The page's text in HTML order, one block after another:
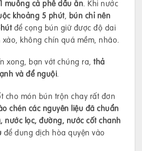
muỗng cà phê dầu ăn. Khi nước
khoảng 5 phút, bún chỉ nên
để cọng bún giữ được độ dai
không chín quá mềm, nhão.
xong, bạn vớt chúng ra, thả
và để nguội.
cho món bún trộn chay rất đơn
chén các nguyên liệu đã chuẩn
nước lọc, đường, nước cốt chanh
để dung dịch hòa quyện vào